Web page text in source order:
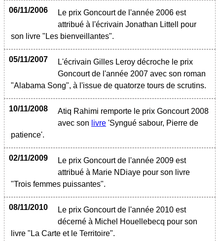
06/11/2006
Le prix Goncourt de l'année 2006 est
attribué à l'écrivain Jonathan Littell pour
son livre "Les bienveillantes".
05/11/2007
L'écrivain Gilles Leroy décroche le prix
Goncourt de l'année 2007 avec son roman
"Alabama Song", à l'issue de quatorze tours de scrutins.
10/11/2008
Atiq Rahimi remporte le prix Goncourt 2008
avec son livre 'Syngué sabour, Pierre de
patience'.
02/11/2009
Le prix Goncourt de l'année 2009 est
attribué à Marie NDiaye pour son livre
"Trois femmes puissantes".
08/11/2010
Le prix Goncourt de l'année 2010 est
décerné à Michel Houellebecq pour son
livre "La Carte et le Territoire".